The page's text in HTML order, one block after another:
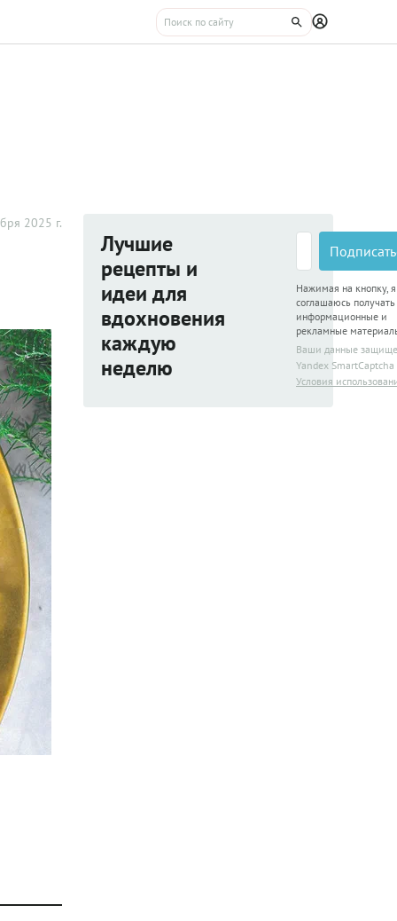
2025 г.
Лучшие
рецепты и
идеи для
вдохновения
каждую
неделю
Нажимая на кнопку, я
соглашаюсь получать
информационные и
рекламные
Ваши данные
Yandex SmartCaptcha
Условия